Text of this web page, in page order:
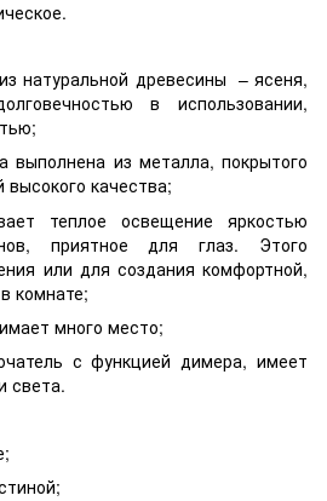
натуральной древесины – ясеня,
в использовании,
выполнена из металла, покрытого
высокого качества;
теплое освещение яркостью
приятное для глаз. Этого
или для создания комфортной,
комнате;
много место;
с функцией димера, имеет
света.